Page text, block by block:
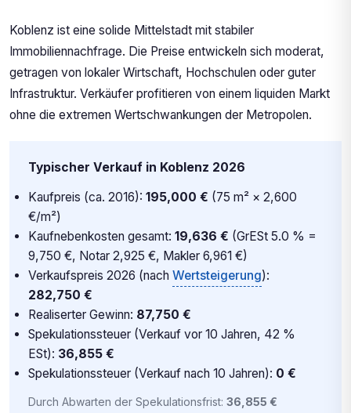
Koblenz ist eine solide Mittelstadt mit stabiler
Immobiliennachfrage. Die Preise entwickeln sich moderat,
getragen von lokaler Wirtschaft, Hochschulen oder guter
Infrastruktur. Verkäufer profitieren von einem liquiden Markt
ohne die extremen Wertschwankungen der Metropolen.
Typischer Verkauf in Koblenz 2026
Kaufpreis (ca. 2016): 195,000 € (75 m² × 2,600
€/m²)
Kaufnebenkosten gesamt: 19,636 € (GrESt 5.0 % =
9,750 €, Notar 2,925 €, Makler 6,961 €)
Verkaufspreis 2026 (nach Wertsteigerung):
282,750 €
Realiserter Gewinn: 87,750 €
Spekulationssteuer (Verkauf vor 10 Jahren, 42 %
ESt): 36,855 €
Spekulationssteuer (Verkauf nach 10 Jahren): 0 €
Durch Abwarten der Spekulationsfrist: 36,855 €